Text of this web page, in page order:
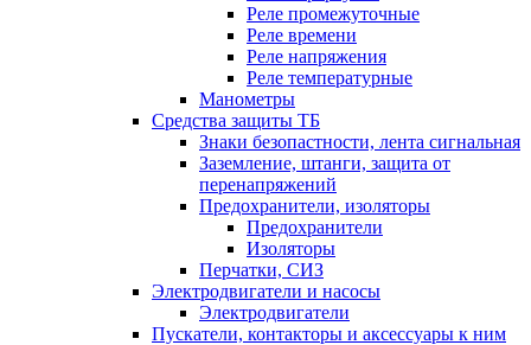
Реле промежуточные
Реле времени
Реле напряжения
Реле температурные
Манометры
Средства защиты ТБ
Знаки безопастности, лента сигнальная
Заземление, штанги, защита от
перенапряжений
Предохранители, изоляторы
Предохранители
Изоляторы
Перчатки, СИЗ
Электродвигатели и насосы
Электродвигатели
Пускатели, контакторы и аксессуары к ним